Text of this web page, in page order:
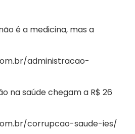
é a medicina, mas a
administracao-
na saúde chegam a R$ 26
corrupcao-saude-ies/